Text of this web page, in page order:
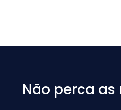
Não perca as